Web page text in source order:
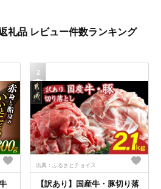
礼品 レビュー件数ランキング
2
出典：ふるさとチョイス
【訳あり】国産牛・豚切り落